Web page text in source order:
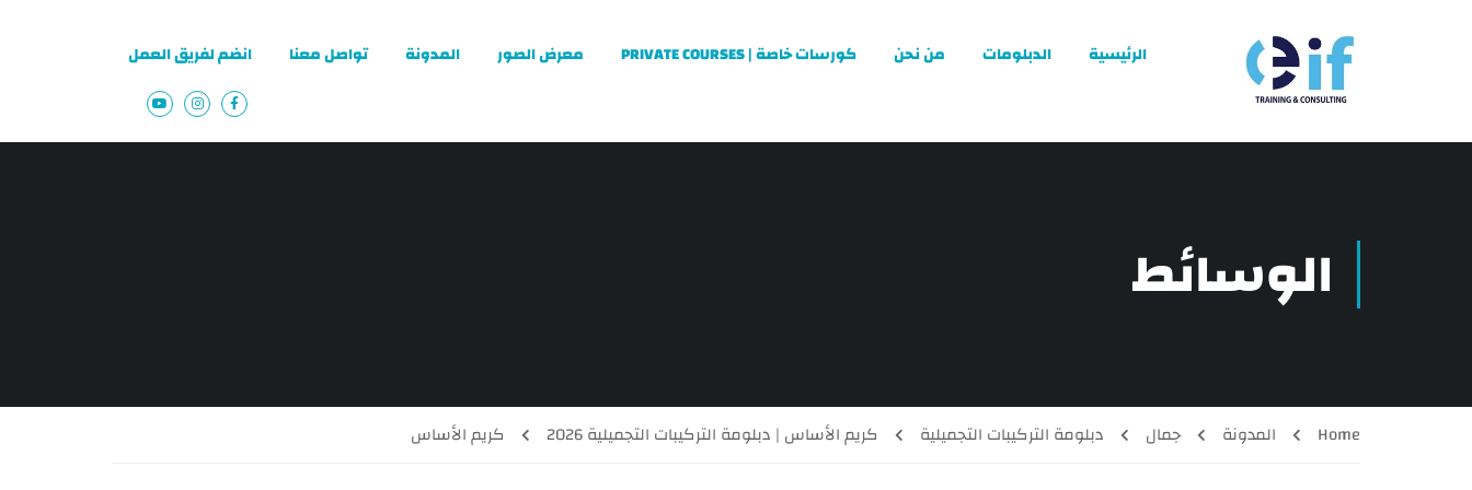
الرئيسية الدبلومات من نحن كورسات خاصة | PRIVATE COURSES معرض الصور المدونة تواصل معنا انضم لفريق العمل
الوسائط
Home المدونة جمال دبلومة التركيبات التجميلية كريم الأساس | دبلومة التركيبات التجميلية 2026 كريم الأساس